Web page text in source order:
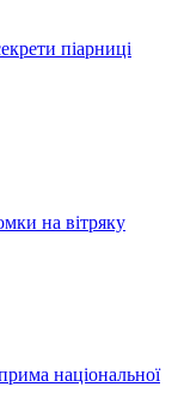
піарниці
на вітряку
національної